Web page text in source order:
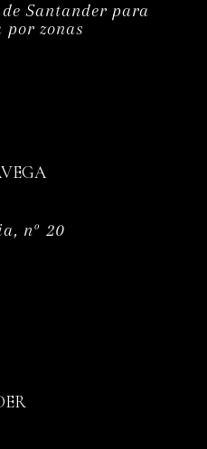
Santander para
zonas
nº 20